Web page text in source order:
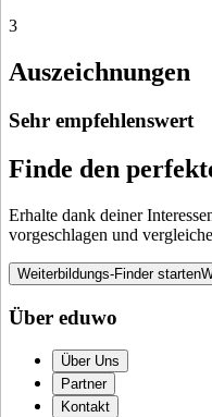
3
Auszeichnungen
Sehr empfehlenswert
Finde den
Erhalte dank deiner
vorgeschlagen und
Weiterbildungs-Finder starten
Über eduwo
Über Uns
Partner
Kontakt